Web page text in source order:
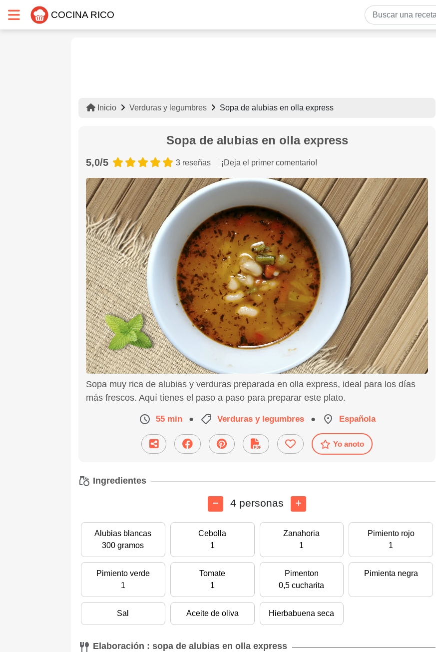
COCINA RICO
Inicio Verduras y legumbres Sopa de alubias en olla express
Sopa de alubias en olla express
5,0/5 3 reseñas ¡Deja el primer comentario!
Sopa muy rica de alubias y verduras preparada en olla express, ideal para los días
más frescos. Aquí tienes el paso a paso para preparar este plato.
55 min ● Verduras y legumbres ● Española
Yo anoto
Ingredientes
4 personas
Alubias blancas
300 gramos
Cebolla
1
Zanahoria
1
Pimiento rojo
1
Pimiento verde
1
Tomate
1
Pimenton
0,5 cucharita
Pimienta negra
Sal Aceite de oliva Hierbabuena seca
Elaboración : sopa de alubias en olla express